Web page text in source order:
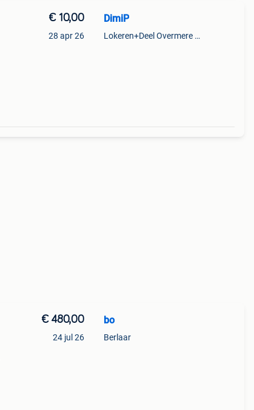
€ 10,00
28 apr 26
DimiP
Lokeren+Deel Overmere En Zele
€ 480,00
24 jul 26
bo
Berlaar